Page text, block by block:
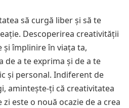
să curgă liber și să te
Descoperirea creativității
și împlinire în viața ta,
a te exprima și de a te
și personal. Indiferent de
amintește-ți că creativitatea
este o nouă ocazie de a crea